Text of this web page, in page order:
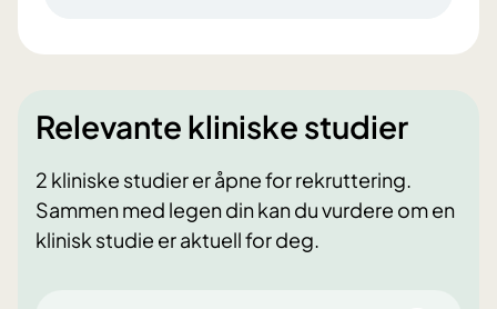
Relevante kliniske studier
2 kliniske studier er åpne for rekruttering.
Sammen med legen din kan du vurdere om en
klinisk studie er aktuell for deg.